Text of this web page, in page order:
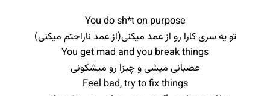
You do sh*t on purpose
تو یه سری کارا رو از عمد میکنی(از عمد‌ ناراحتم میکنی)
You get mad and you break things
عصبانی میشی و چیزا رو میشکونی
Feel bad, try to fix things